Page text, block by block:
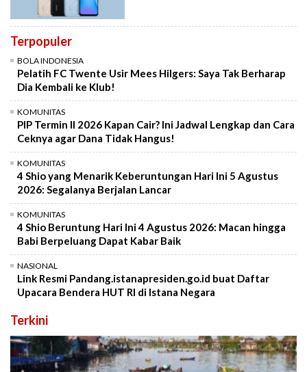
Terpopuler
BOLA INDONESIA
Pelatih FC Twente Usir Mees Hilgers: Saya Tak Berharap
Dia Kembali ke Klub!
KOMUNITAS
PIP Termin II 2026 Kapan Cair? Ini Jadwal Lengkap dan Cara
Ceknya agar Dana Tidak Hangus!
KOMUNITAS
4 Shio yang Menarik Keberuntungan Hari Ini 5 Agustus
2026: Segalanya Berjalan Lancar
KOMUNITAS
4 Shio Beruntung Hari Ini 4 Agustus 2026: Macan hingga
Babi Berpeluang Dapat Kabar Baik
NASIONAL
Link Resmi Pandang.istanapresiden.go.id buat Daftar
Upacara Bendera HUT RI di Istana Negara
Terkini